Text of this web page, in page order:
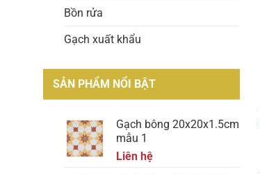
Bồn rửa
Gạch xuất khẩu
SẢN PHẨM NỔI BẬT
Gạch bông 20x20x1.5cm
mẫu 1
Liên hệ